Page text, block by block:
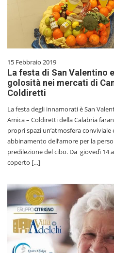
15 Febbraio 2019
La festa di San Valentino
golosità nei mercati di
Coldiretti
La festa degli innamorati è San
Amica – Coldiretti della Calabria
propri spazi un’atmosfera conviviale
abbinamento dell’amore per la
predilezione del cibo. Da giovedì 14
coperto […]